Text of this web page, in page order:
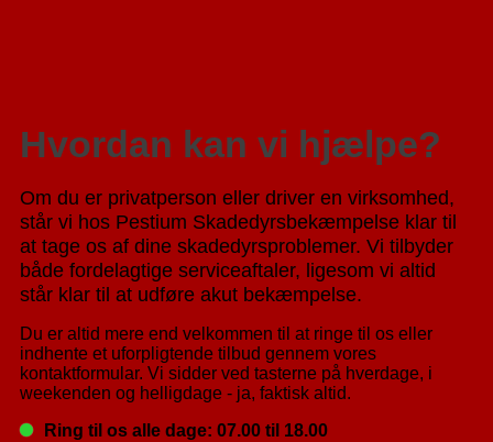
Hvordan kan vi hjælpe?
Om du er privatperson eller driver en virksomhed,
står vi hos Pestium Skadedyrsbekæmpelse klar til
at tage os af dine skadedyrsproblemer. Vi tilbyder
både fordelagtige serviceaftaler, ligesom vi altid
står klar til at udføre akut bekæmpelse.
Du er altid mere end velkommen til at ringe til os eller
indhente et uforpligtende tilbud gennem vores
kontaktformular. Vi sidder ved tasterne på hverdage, i
weekenden og helligdage - ja, faktisk altid.
Ring til os alle dage: 07.00 til 18.00